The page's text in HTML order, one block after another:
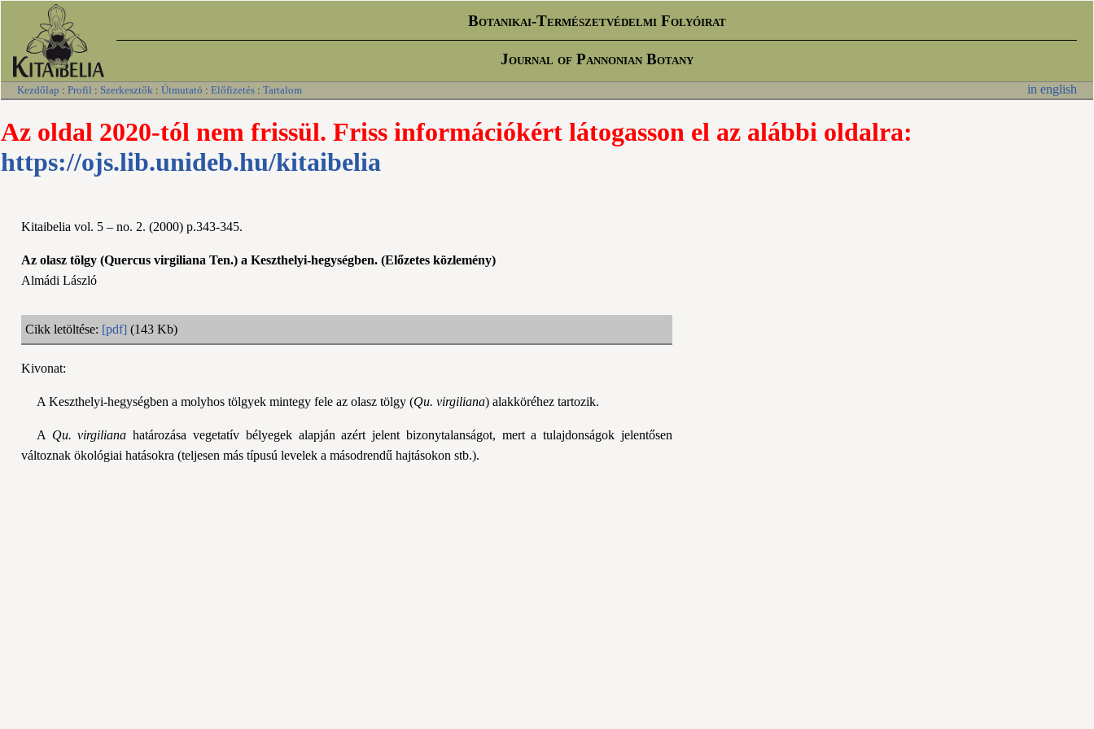
Botanikai-Természetvédelmi Folyóirat
Journal of Pannonian Botany
Kezdőlap : Profil : Szerkesztők : Útmutató : Előfizetés : Tartalom in english
Az oldal 2020-tól nem frissül. Friss információkért látogasson el az alábbi oldalra:
https://ojs.lib.unideb.hu/kitaibelia
Kitaibelia vol. 5 – no. 2. (2000) p.343-345.
Az olasz tölgy (Quercus virgiliana Ten.) a Keszthelyi-hegységben. (Előzetes közlemény)
Almádi László
Cikk letöltése: [pdf] (143 Kb)
Kivonat:
A Keszthelyi-hegységben a molyhos tölgyek mintegy fele az olasz tölgy (Qu. virgiliana) alakköréhez tartozik.
A Qu. virgiliana határozása vegetatív bélyegek alapján azért jelent bizonytalanságot, mert a tulajdonságok jelentősen
változnak ökológiai hatásokra (teljesen más típusú levelek a másodrendű hajtásokon stb.).